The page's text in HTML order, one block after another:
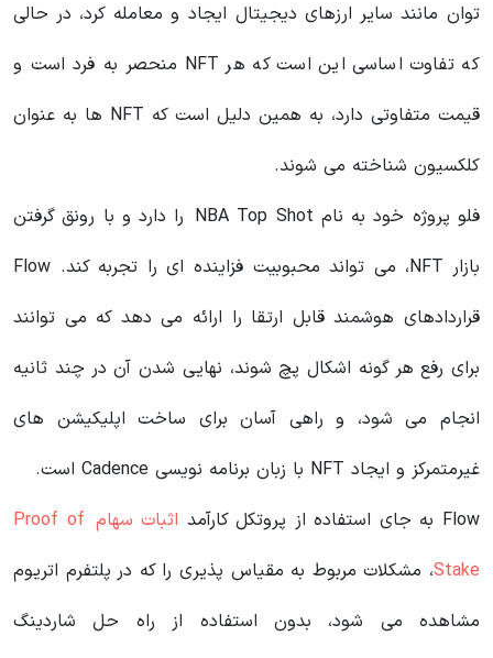
توان مانند سایر ارزهای دیجیتال ایجاد و معامله کرد، در حالی
که تفاوت اساسی این است که هر NFT منحصر به فرد است و
قیمت متفاوتی دارد، به همین دلیل است که NFT ها به عنوان
کلکسیون شناخته می شوند.
فلو پروژه خود به نام NBA Top Shot را دارد و با رونق گرفتن
بازار NFT، می تواند محبوبیت فزاینده ای را تجربه کند. Flow
قراردادهای هوشمند قابل ارتقا را ارائه می دهد که می توانند
برای رفع هر گونه اشکال پچ شوند، نهایی شدن آن در چند ثانیه
انجام می شود، و راهی آسان برای ساخت اپلیکیشن های
غیرمتمرکز و ایجاد NFT با زبان برنامه نویسی Cadence است.
Flow به جای استفاده از پروتکل کارآمد
اثبات سهام Proof of
Stake، مشکلات مربوط به مقیاس پذیری را که در پلتفرم اتریوم
مشاهده می شود، بدون استفاده از راه حل شاردینگ